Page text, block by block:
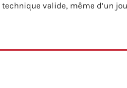
valide, même d’un